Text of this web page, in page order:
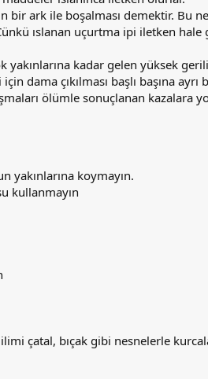
bir ark ile boşalması demektir. Bu
ıslanan uçurtma ipi iletken
kadar gelen yüksek
dama çıkılması başlı başına ayrı
ölümle sonuçlanan kazalara
yakınlarına koymayın.
kullanmayın
çatal, bıçak gibi nesnelerle